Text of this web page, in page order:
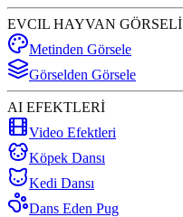
EVCIL HAYVAN GÖRSELİ
Metinden Görsele
Görselden Görsele
AI EFEKTLERİ
Video Efektleri
Köpek Dansı
Kedi Dansı
Dans Eden Pug